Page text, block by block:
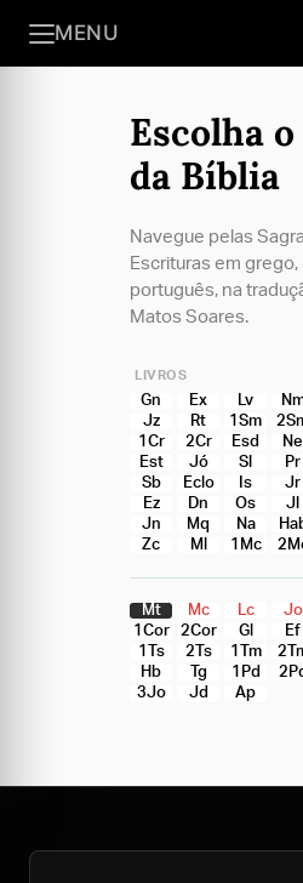
MENU
Escolha
da Bíblia
Navegue pelas
Escrituras em grego,
português, na
Matos Soares.
LIVROS
Gn Ex Lv
Jz
Rt 1Sm
1Cr
2Cr Esd Ne
Est
Jó Sl Pr
Sb
Eclo Is Jr
Ez
Dn Os Jl
Jn
Mq Na
Zc
Ml 1Mc
Mt Mc Lc Jo
1Cor
2Cor Gl Ef
1Ts
2Ts 1Tm
Hb
Tg 1Pd
3Jo
Jd Ap